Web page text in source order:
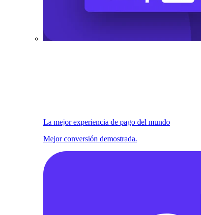
La mejor experiencia de pago del mundo
Mejor conversión demostrada.